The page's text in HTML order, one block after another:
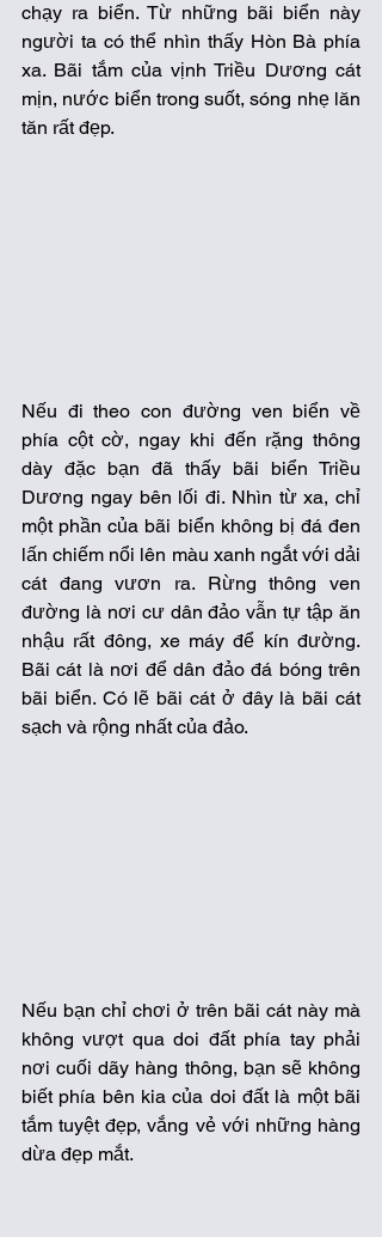
chạy ra biển. Từ những bãi biển này
người ta có thể nhìn thấy Hòn Bà phía
xa. Bãi tắm của vịnh Triều Dương cát
mịn, nước biển trong suốt, sóng nhẹ lăn
tăn rất đẹp.
Nếu đi theo con đường ven biển về
phía cột cờ, ngay khi đến rặng thông
dày đặc bạn đã thấy bãi biển Triều
Dương ngay bên lối đi. Nhìn từ xa, chỉ
một phần của bãi biển không bị đá đen
lấn chiếm nổi lên màu xanh ngắt với dải
cát đang vươn ra. Rừng thông ven
đường là nơi cư dân đảo vẫn tự tập ăn
nhậu rất đông, xe máy để kín đường.
Bãi cát là nơi để dân đảo đá bóng trên
bãi biển. Có lẽ bãi cát ở đây là bãi cát
sạch và rộng nhất của đảo.
Nếu bạn chỉ chơi ở trên bãi cát này mà
không vượt qua doi đất phía tay phải
nơi cuối dãy hàng thông, bạn sẽ không
biết phía bên kia của doi đất là một bãi
tắm tuyệt đẹp, vắng vẻ với những hàng
dừa đẹp mắt.